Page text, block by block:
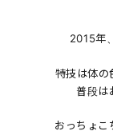
2015年
特技は体の
普段は
おっちょこ